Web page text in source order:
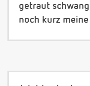
getraut
noch kurz